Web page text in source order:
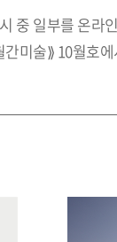
중 일부를 온라
미술⟫ 10월호